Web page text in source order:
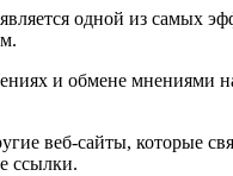
одной из самых
и обмене мнениями
веб-сайты, которые
ссылки.